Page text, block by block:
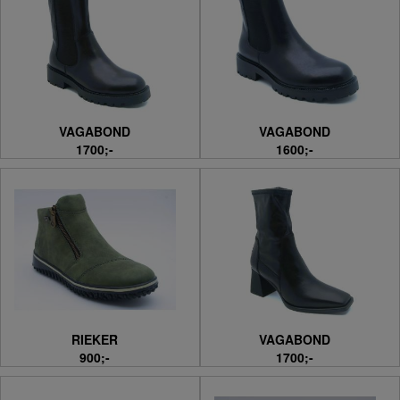
VAGABOND
1700;-
VAGABOND
1600;-
RIEKER
900;-
VAGABOND
1700;-